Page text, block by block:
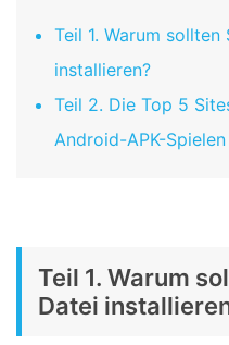
Teil 1. Warum sollten
installieren?
Teil 2. Die Top 5
Android-APK-Spielen
Teil 1. Warum
Datei